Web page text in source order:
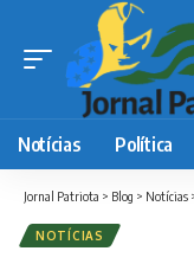
Notícias Política
Jornal Patriota > Blog > Notícias
NOTÍCIAS